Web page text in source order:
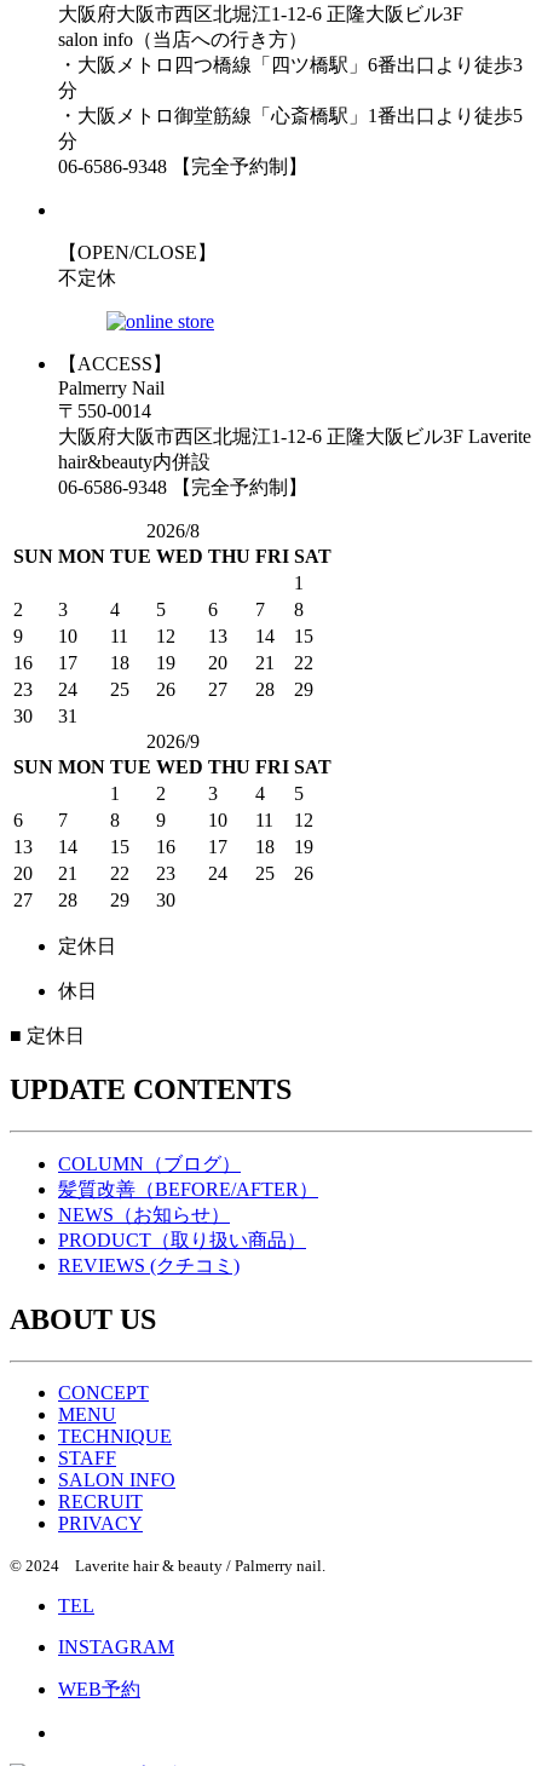
大阪府大阪市西区北堀江1-12-6 正隆大阪ビル3F
salon info（当店への行き方）
・大阪メトロ四つ橋線「四ツ橋駅」6番出口より徒歩3
分
・大阪メトロ御堂筋線「心斎橋駅」1番出口より徒歩5
分
06-6586-9348 【完全予約制】
【OPEN/CLOSE】
不定休
【ACCESS】
Palmerry Nail
〒550-0014
大阪府大阪市西区北堀江1-12-6 正隆大阪ビル3F Laverite
hair&beauty内併設
06-6586-9348 【完全予約制】
2026/8
SUN MON TUE WED THU FRI SAT
1
2
3 4 5 6 7
8
9
10 11 12 13 14
15
16
17 18 19 20 21
22
23
24 25 26 27 28
29
30
31
2026/9
SUN MON TUE WED THU FRI SAT
1
2 3 4
5
6
7 8 9 10 11
12
13
14 15 16 17 18
19
20
21 22 23 24 25
26
27
28 29 30
定休日
休日
■ 定休日
UPDATE CONTENTS
COLUMN（ブログ）
髪質改善（BEFORE/AFTER）
NEWS（お知らせ）
PRODUCT（取り扱い商品）
REVIEWS (クチコミ)
ABOUT US
CONCEPT
MENU
TECHNIQUE
STAFF
SALON INFO
RECRUIT
PRIVACY
© 2024 Laverite hair & beauty / Palmerry nail.
TEL
INSTAGRAM
WEB予約